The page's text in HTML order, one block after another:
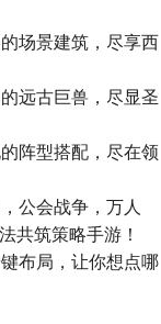
场景建筑，尽享西
远古巨兽，尽显圣
阵型搭配，尽在领
公会战争，万人
共筑策略手游！
布局，让你想点哪